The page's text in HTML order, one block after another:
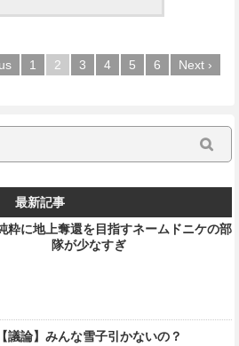
1 2 3 4 5 6
Next ›
最新記事
粋に地上奪還を目指すネームドニケの部
隊が少なすぎ
【議論】みんな雪子引かないの？